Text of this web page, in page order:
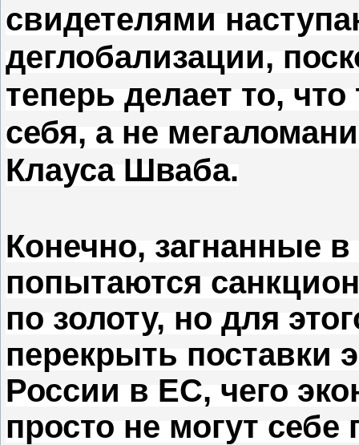
свидетелями
деглобализации,
теперь делает то,
себя, а не
Клауса Шваба.
Конечно, загнанные
попытаются
по золоту, но для
перекрыть поставки
России в ЕС, чего
просто не могут себе